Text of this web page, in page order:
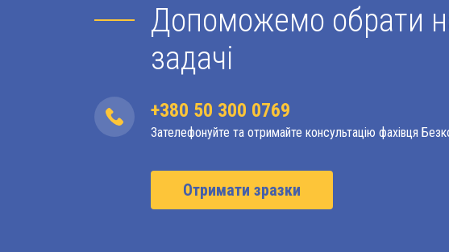
Допоможемо обрати
задачі
+380 50 300 0769
Зателефонуйте та отримайте консультацію фахівця
Отримати зразки